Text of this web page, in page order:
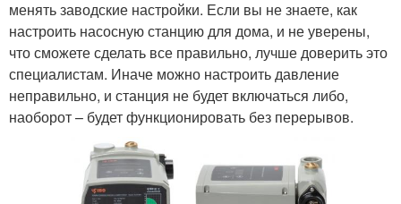
менять заводские настройки. Если вы не знаете, как
настроить насосную станцию для дома, и не уверены,
что сможете сделать все правильно, лучше доверить это
специалистам. Иначе можно настроить давление
неправильно, и станция не будет включаться либо,
наоборот – будет функционировать без перерывов.